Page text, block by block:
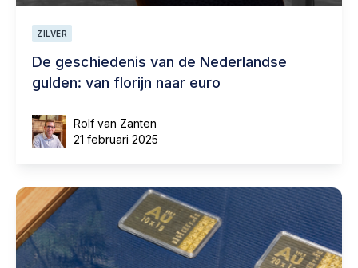
ZILVER
De geschiedenis van de Nederlandse
gulden: van florijn naar euro
Rolf van Zanten
21 februari 2025